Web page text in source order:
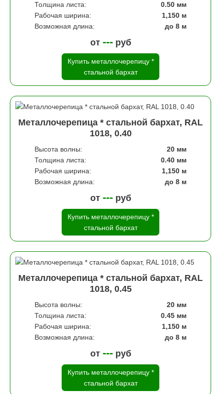
Толщина листа:
0.50 мм
Рабочая ширина:
1,150 м
Возможная длина:
до 8 м
от ---руб
Купить металлочерепицу *
стальной бархат
Металлочерепица * стальной бархат, RAL
1018, 0.40
Высота волны:
20 мм
Толщина листа:
0.40 мм
Рабочая ширина:
1,150 м
Возможная длина:
до 8 м
от ---руб
Купить металлочерепицу *
стальной бархат
Металлочерепица * стальной бархат, RAL
1018, 0.45
Высота волны:
20 мм
Толщина листа:
0.45 мм
Рабочая ширина:
1,150 м
Возможная длина:
до 8 м
от ---руб
Купить металлочерепицу *
стальной бархат